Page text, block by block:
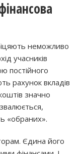
неможливо
учасників
постійного
рахунок вкладів
значно
«обраних».
Єдина його